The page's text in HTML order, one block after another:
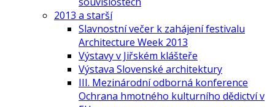
2013 a starší
Slavnostní večer k zahájení festivalu
Architecture Week 2013
Výstavy v Jiřském klášteře
Výstava Slovenské architektury
III. Mezinárodní odborná konference
Ochrana hmotného kulturního dědictví v